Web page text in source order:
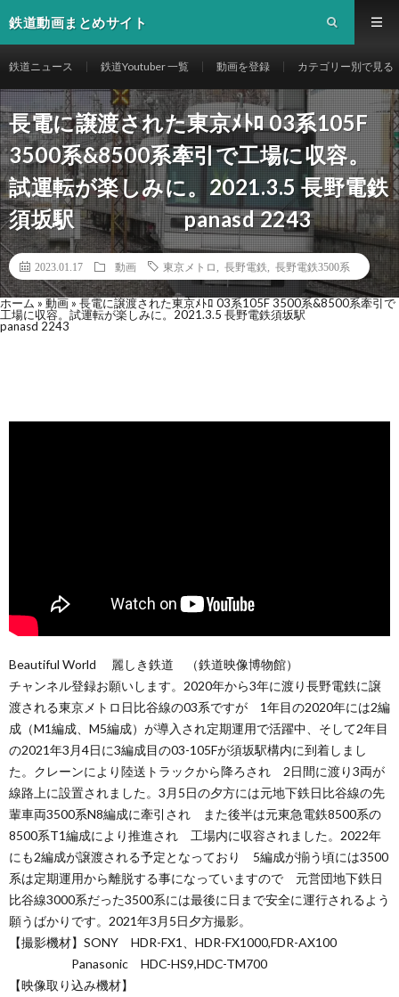
鉄道動画まとめサイト
鉄道ニュース 鉄道Youtuber 一覧 動画を登録 カテゴリー別で見る
長電に譲渡された東京ﾒﾄﾛ 03系105F
3500系&8500系牽引で工場に収容。
試運転が楽しみに。2021.3.5 長野電鉄
須坂駅 panasd 2243
2023.01.17 動画 東京メトロ 長野電鉄 長野電鉄3500系
ホーム » 動画 » 長電に譲渡された東京ﾒﾄﾛ 03系105F 3500系&8500系牽引で
工場に収容。試運転が楽しみに。2021.3.5 長野電鉄須坂駅
panasd 2243
Beautiful World 麗しき鉄道 （鉄道映像博物館）
チャンネル登録お願いします。2020年から3年に渡り長野電鉄に譲
渡される東京メトロ日比谷線の03系ですが 1年目の2020年には2編
成（M1編成、M5編成）が導入され定期運用で活躍中、そして2年目
の2021年3月4日に3編成目の03-105Fが須坂駅構内に到着しまし
た。クレーンにより陸送トラックから降ろされ 2日間に渡り3両が
線路上に設置されました。3月5日の夕方には元地下鉄日比谷線の先
輩車両3500系N8編成に牽引され また後半は元東急電鉄8500系の
8500系T1編成により推進され 工場内に収容されました。2022年
にも2編成が譲渡される予定となっており 5編成が揃う頃には3500
系は定期運用から離脱する事になっていますので 元営団地下鉄日
比谷線3000系だった3500系には最後に日まで安全に運行されるよう
願うばかりです。2021年3月5日夕方撮影。
【撮影機材】SONY HDR-FX1、HDR-FX1000,FDR-AX100
Panasonic HDC-HS9,HDC-TM700
【映像取り込み機材】